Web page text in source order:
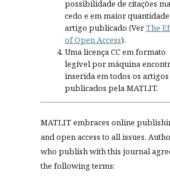
possibilidade de citações
cedo e em maior
artigo publicado (VerThe
of Open Access).
Uma licença CC em formato
legível por máquina
inserida em todos os artigos
publicados pela MATLIT.
MATLIT embraces online
and open access to all issues.
who publish with this journal
the following terms: